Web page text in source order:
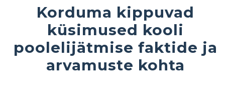
Korduma kippuvad
küsimused kooli
poolelijätmise faktide ja
arvamuste kohta